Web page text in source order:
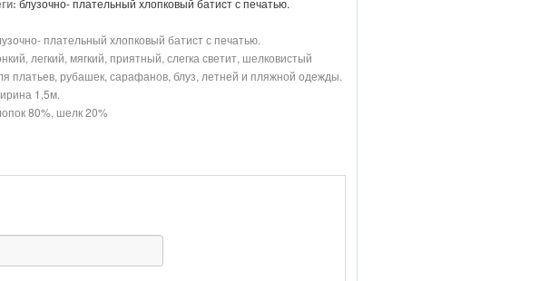
плательный хлопковый батист с печатью.
легкий, мягкий, приятный, слегка светит, шелковистый
платьев, рубашек, сарафанов, блуз, летней и пляжной одежды.
1,5м.
80%, шелк 20%